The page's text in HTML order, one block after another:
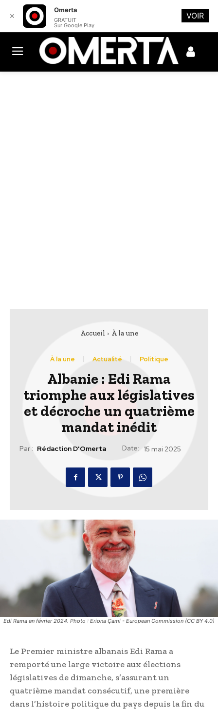
Accueil À la une
À la une Actualité Politique
Albanie : Edi Rama
triomphe aux législatives
et décroche un quatrième
mandat inédit
Par : Rédaction D'Omerta Date: 15 mai 2025
Edi Rama en février 2024. Photo : Eriona Çami - European Commission (CC BY 4.0)
Le Premier ministre albanais Edi Rama a
remporté une large victoire aux élections
législatives de dimanche, s’assurant un
quatrième mandat consécutif, une première
dans l’histoire politique du pays depuis la fin du
✕
Omerta
GRATUIT
Sur Google Play
VOIR